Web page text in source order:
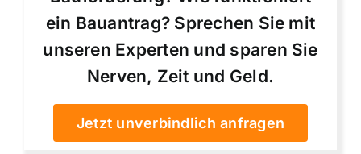
ein Bauantrag? Sprechen Sie mit
unseren Experten und sparen Sie
Nerven, Zeit und Geld.
Jetzt unverbindlich anfragen